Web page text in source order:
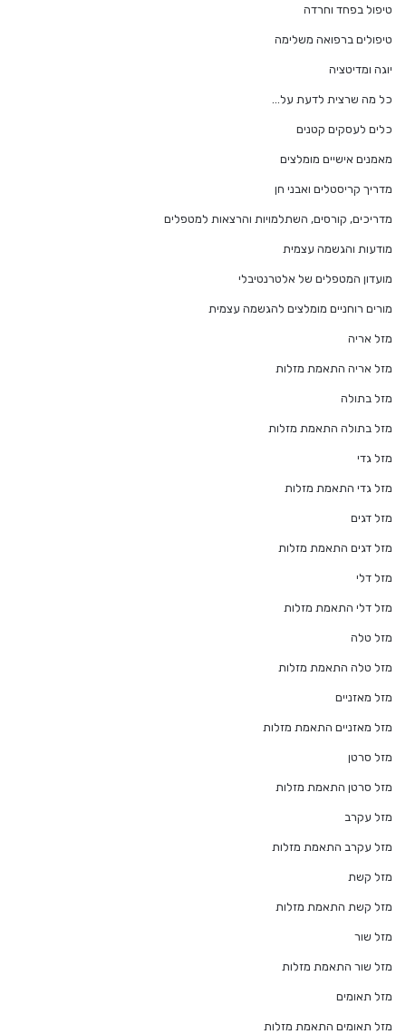
טיפול בפחד וחרדה
טיפולים ברפואה משלימה
יוגה ומדיטציה
כל מה שרצית לדעת על…
כלים לעסקים קטנים
מאמנים אישיים מומלצים
מדריך קריסטלים ואבני חן
מדריכים, קורסים, השתלמויות והרצאות למטפלים
מודעות והגשמה עצמית
מועדון המטפלים של אלטרנטיבלי
מורים רוחניים מומלצים להגשמה עצמית
מזל אריה
מזל אריה התאמת מזלות
מזל בתולה
מזל בתולה התאמת מזלות
מזל גדי
מזל גדי התאמת מזלות
מזל דגים
מזל דגים התאמת מזלות
מזל דלי
מזל דלי התאמת מזלות
מזל טלה
מזל טלה התאמת מזלות
מזל מאזניים
מזל מאזניים התאמת מזלות
מזל סרטן
מזל סרטן התאמת מזלות
מזל עקרב
מזל עקרב התאמת מזלות
מזל קשת
מזל קשת התאמת מזלות
מזל שור
מזל שור התאמת מזלות
מזל תאומים
מזל תאומים התאמת מזלות